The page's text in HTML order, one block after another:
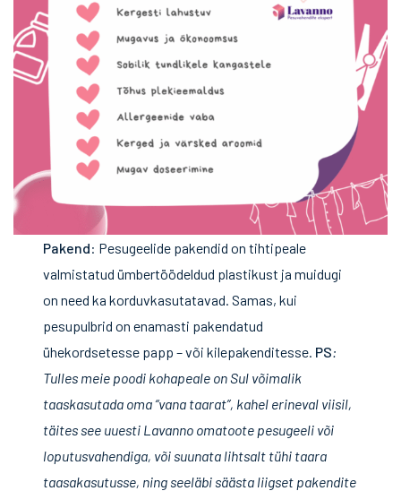
Pakend: Pesugeelide pakendid on tihtipeale
valmistatud ümbertöödeldud plastikust ja muidugi
on need ka korduvkasutatavad. Samas, kui
pesupulbrid on enamasti pakendatud
ühekordsetesse papp – või kilepakenditesse. PS:
Tulles meie poodi kohapeale on Sul võimalik
taaskasutada oma “vana taarat”, kahel erineval viisil,
täites see uuesti Lavanno omatoote pesugeeli või
loputusvahendiga, või suunata lihtsalt tühi taara
taasakasutusse, ning seeläbi säästa liigset pakendite